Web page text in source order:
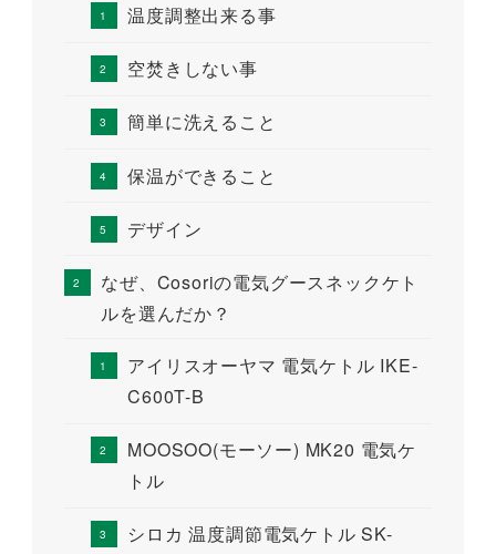
温度調整出来る事
空焚きしない事
簡単に洗えること
保温ができること
デザイン
なぜ、Cosoriの電気グースネックケト
ルを選んだか？
アイリスオーヤマ 電気ケトル IKE-
C600T-B
MOOSOO(モーソー) MK20 電気ケ
トル
シロカ 温度調節電気ケトル SK-